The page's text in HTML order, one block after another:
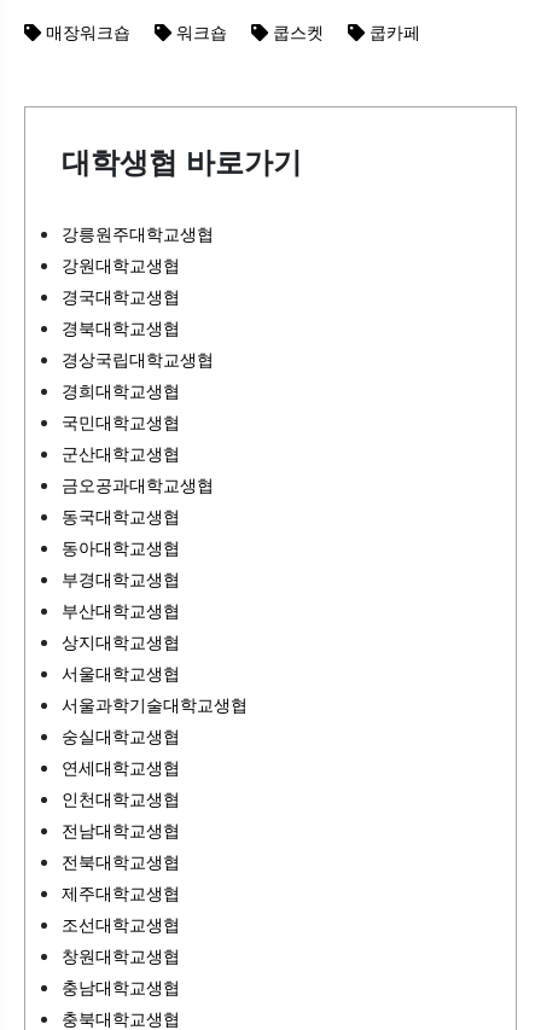
매장워크숍 워크숍 쿱스켓 쿱카페
대학생협 바로가기
강릉원주대학교생협
강원대학교생협
경국대학교생협
경북대학교생협
경상국립대학교생협
경희대학교생협
국민대학교생협
군산대학교생협
금오공과대학교생협
동국대학교생협
동아대학교생협
부경대학교생협
부산대학교생협
상지대학교생협
서울대학교생협
서울과학기술대학교생협
숭실대학교생협
연세대학교생협
인천대학교생협
전남대학교생협
전북대학교생협
제주대학교생협
조선대학교생협
창원대학교생협
충남대학교생협
충북대학교생협